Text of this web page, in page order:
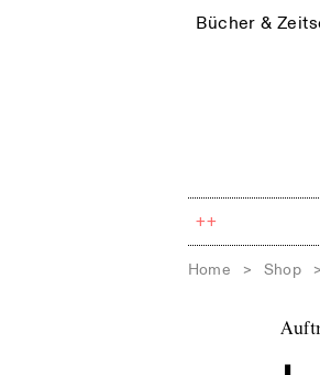
Bücher &
++
Home > Shop >